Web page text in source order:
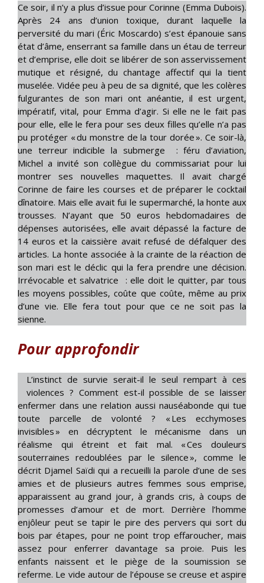
Ce soir, il n’y a plus d’issue pour Corinne (Emma Dubois).
Après 24 ans d’union toxique, durant laquelle la
perversité du mari (Éric Moscardo) s’est épanouie sans
état d’âme, enserrant sa famille dans un étau de terreur
et d’emprise, elle doit se libérer de son asservissement
mutique et résigné, du chantage affectif qui la tient
muselée. Vidée peu à peu de sa dignité, que les colères
fulgurantes de son mari ont anéantie, il est urgent,
impératif, vital, pour Emma d’agir. Si elle ne le fait pas
pour elle, elle le fera pour ses deux filles qu’elle n’a pas
pu protéger « du monstre de la tour dorée ». Ce soir-là,
une terreur indicible la submerge : féru d’aviation,
Michel a invité son collègue du commissariat pour lui
montrer ses nouvelles maquettes. Il avait chargé
Corinne de faire les courses et de préparer le cocktail
dînatoire. Mais elle avait fui le supermarché, la honte aux
trousses. N’ayant que 50 euros hebdomadaires de
dépenses autorisées, elle avait dépassé la facture de
14 euros et la caissière avait refusé de défalquer des
articles. La honte associée à la crainte de la réaction de
son mari est le déclic qui la fera prendre une décision.
Irrévocable et salvatrice : elle doit le quitter, par tous
les moyens possibles, coûte que coûte, même au prix
d’une vie. Elle fera tout pour que ce ne soit pas la
sienne.
Pour approfondir
L’instinct de survie serait-il le seul rempart à ces
violences ? Comment est-il possible de se laisser
enfermer dans une relation aussi nauséabonde qui tue
toute parcelle de volonté ? « Les ecchymoses
invisibles » en décryptent le mécanisme dans un
réalisme qui étreint et fait mal. « Ces douleurs
souterraines redoublées par le silence », comme le
décrit Djamel Saïdi qui a recueilli la parole d’une de ses
amies et de plusieurs autres femmes sous emprise,
apparaissent au grand jour, à grands cris, à coups de
promesses d’amour et de mort. Derrière l’homme
enjôleur peut se tapir le pire des pervers qui sort du
bois par étapes, pour ne point trop effaroucher, mais
assez pour enferrer davantage sa proie. Puis les
enfants naissent et le piège de la soumission se
referme. Le vide autour de l’épouse se creuse et aspire